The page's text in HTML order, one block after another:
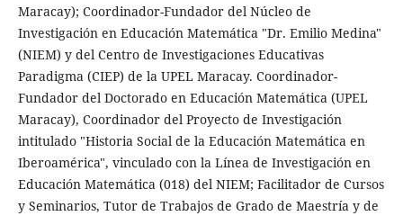
Maracay); Coordinador-Fundador del Núcleo de
Investigación en Educación Matemática "Dr. Emilio Medina"
(NIEM) y del Centro de Investigaciones Educativas
Paradigma (CIEP) de la UPEL Maracay. Coordinador-
Fundador del Doctorado en Educación Matemática (UPEL
Maracay), Coordinador del Proyecto de Investigación
intitulado "Historia Social de la Educación Matemática en
Iberoamérica", vinculado con la Línea de Investigación en
Educación Matemática (018) del NIEM; Facilitador de Cursos
y Seminarios, Tutor de Trabajos de Grado de Maestría y de